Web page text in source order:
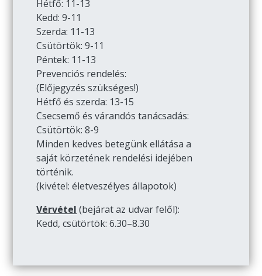
Hétfő: 11-13
Kedd: 9-11
Szerda: 11-13
Csütörtök: 9-11
Péntek: 11-13
Prevenciós rendelés:
(Előjegyzés szükséges!)
Hétfő és szerda: 13-15
Csecsemő és várandós tanácsadás:
Csütörtök: 8-9
Minden kedves betegünk ellátása a
saját körzetének rendelési idejében
történik.
(kivétel: életveszélyes állapotok)
Vérvétel (bejárat az udvar felől):
Kedd, csütörtök: 6.30–8.30